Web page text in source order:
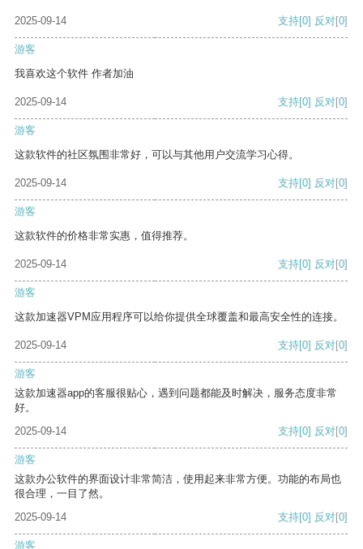
2025-09-14 支持[0] 反对[0]
游客
我喜欢这个软件 作者加油
2025-09-14 支持[0] 反对[0]
游客
这款软件的社区氛围非常好，可以与其他用户交流学习心得。
2025-09-14 支持[0] 反对[0]
游客
这款软件的价格非常实惠，值得推荐。
2025-09-14 支持[0] 反对[0]
游客
这款加速器VPM应用程序可以给你提供全球覆盖和最高安全性的连接。
2025-09-14 支持[0] 反对[0]
游客
这款加速器app的客服很贴心，遇到问题都能及时解决，服务态度非常
好。
2025-09-14
支持[0] 反对[0]
游客
这款办公软件的界面设计非常简洁，使用起来非常方便。功能的布局也
很合理，一目了然。
2025-09-14
支持[0] 反对[0]
游客